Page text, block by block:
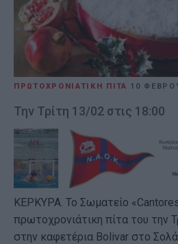
ΠΡΩΤΟΧΡΟΝΙΑΤΙΚΗ ΠΙΤΑ 10
Την Τρίτη 13/02 στις 18:00
ΚΕΡΚΥΡΑ. Το Σωματείο
πρωτοχρονιάτικη πίτα του την
στην καφετέρια Bolivar στο